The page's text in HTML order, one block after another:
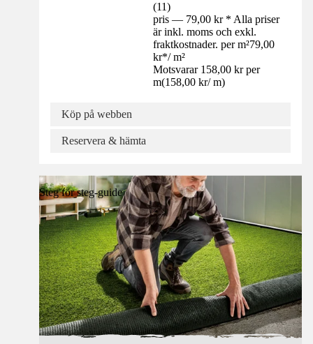
(11)
pris — 79,00 kr * Alla priser
är inkl. moms och exkl.
fraktkostnader. per m²79,00
kr*/ m²
Motsvarar 158,00 kr per
m(158,00 kr/ m)
Köp på webben
Reservera & hämta
Steg för steg-guide